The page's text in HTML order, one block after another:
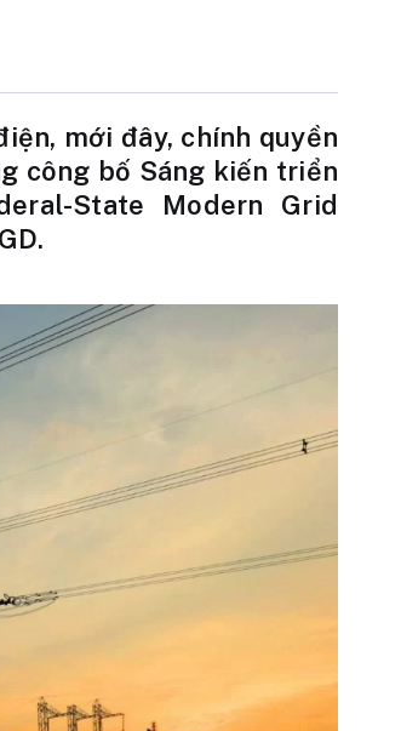
mới đây, chính quyền
công bố Sáng kiến triển
State Modern Grid